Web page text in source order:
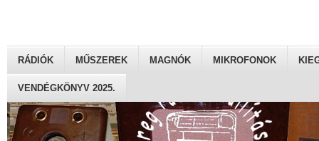
RÁDIÓK MŰSZEREK MAGNÓK MIKROFONOK
VENDÉGKÖNYV 2025.